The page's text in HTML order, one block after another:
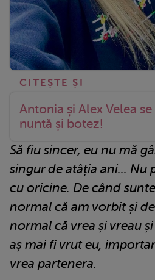
Antonia și Alex Velea
nuntă și botez!
Să fiu sincer, eu nu mă
singur de atâția ani... Nu
cu oricine. De când
normal că am vorbit și
normal că vrea și vreau
aș mai fi vrut eu,
vrea partenera.